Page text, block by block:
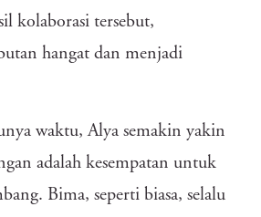
kolaborasi tersebut,
hangat dan menjadi
waktu, Alya semakin yakin
adalah kesempatan untuk
Bima, seperti biasa, selalu